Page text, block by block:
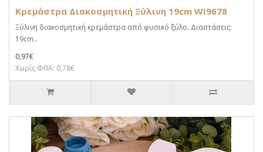
Κρεμάστρα Διακοσμητική Ξύλινη 19cm WI9678
Ξύλινη διακοσμητική κρεμάστρα από φυσικό ξύλο. Διαστάσεις:
19cm..
0,97€
Χωρίς ΦΠΑ: 0,78€